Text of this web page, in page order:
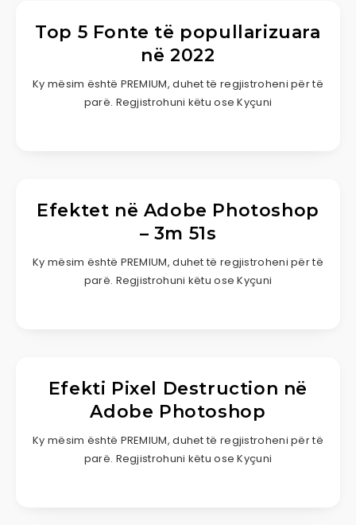
Top 5 Fonte të popullarizuara
në 2022
Ky mësim është PREMIUM, duhet të regjistroheni për të
parë. Regjistrohuni këtu ose Kyçuni
Efektet në Adobe Photoshop
– 3m 51s
Ky mësim është PREMIUM, duhet të regjistroheni për të
parë. Regjistrohuni këtu ose Kyçuni
Efekti Pixel Destruction në
Adobe Photoshop
Ky mësim është PREMIUM, duhet të regjistroheni për të
parë. Regjistrohuni këtu ose Kyçuni